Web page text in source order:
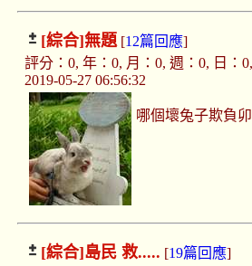
[綜合]無題[12篇回應]
評分：0, 年：0, 月：0, 週：0, 日：
2019-05-27 06:56:32
哪個壞兔子欺負
[綜合]島民 救..... [19篇回應]